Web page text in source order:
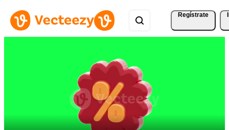
Regístrate